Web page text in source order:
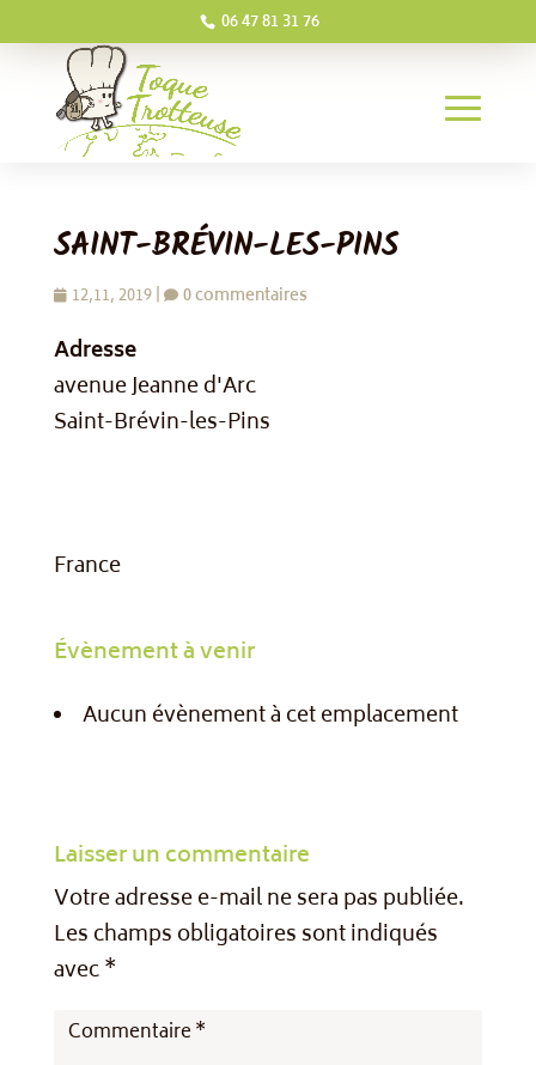
06 47 81 31 76
SAINT-BRÉVIN-LES-PINS
12,11, 2019| 0 commentaires
Adresse
avenue Jeanne d'Arc
Saint-Brévin-les-Pins
France
Évènement à venir
Aucun évènement à cet emplacement
Laisser un commentaire
Votre adresse e-mail ne sera pas publiée.
Les champs obligatoires sont indiqués
avec*